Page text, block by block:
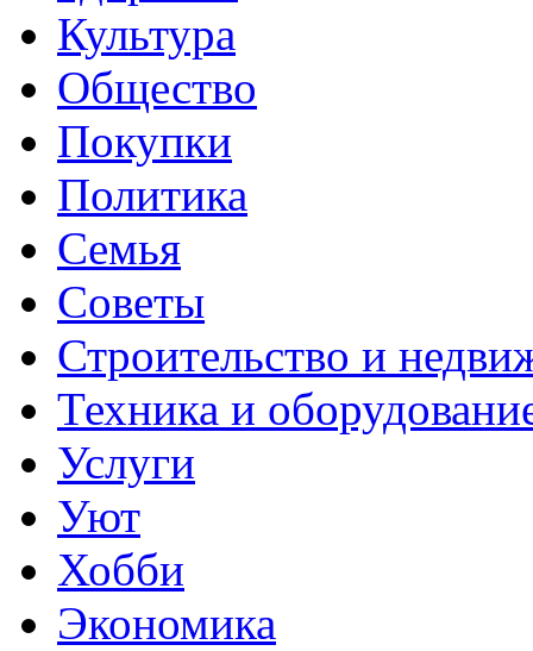
Культура
Общество
Покупки
Политика
Семья
Советы
Строительство и
Техника и
Услуги
Уют
Хобби
Экономика